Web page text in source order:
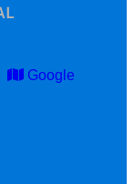
Google